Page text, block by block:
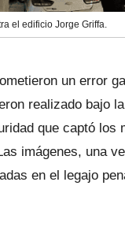
el edificio Jorge Griffa.
un error
realizado bajo
que captó los
imágenes, una
en el legajo